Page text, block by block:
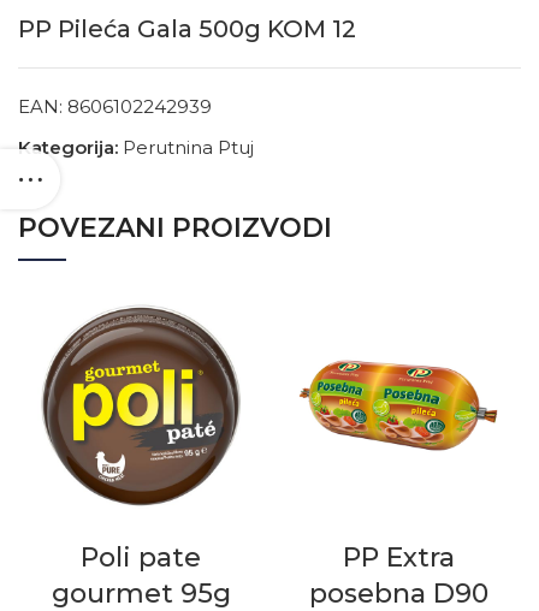
PP Pileća Gala 500g KOM 12
EAN: 8606102242939
Kategorija: Perutnina Ptuj
POVEZANI PROIZVODI
Poli pate
gourmet 95g
PP Extra
posebna D90